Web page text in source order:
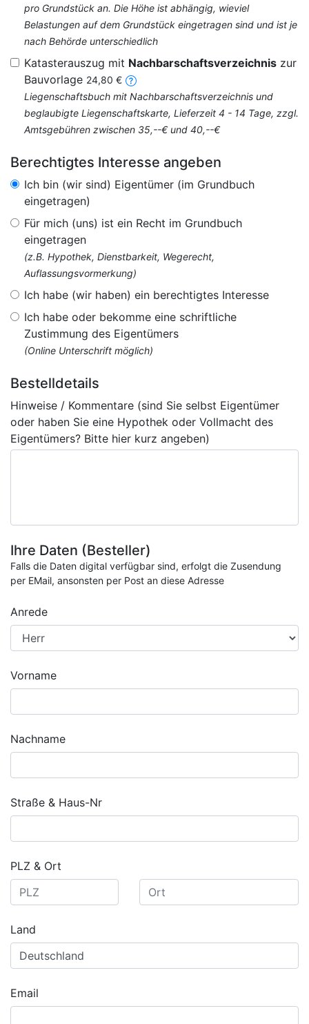
pro Grundstück an. Die Höhe ist abhängig, wieviel
Belastungen auf dem Grundstück eingetragen sind und ist je
nach Behörde unterschiedlich
Katasterauszug mit Nachbarschaftsverzeichnis zur
Bauvorlage 24,80 €
Liegenschaftsbuch mit Nachbarschaftsverzeichnis und
beglaubigte Liegenschaftskarte, Lieferzeit 4 - 14 Tage, zzgl.
Amtsgebühren zwischen 35,--€ und 40,--€
Berechtigtes Interesse angeben
Ich bin (wir sind) Eigentümer (im Grundbuch
eingetragen)
Für mich (uns) ist ein Recht im Grundbuch
eingetragen
(z.B. Hypothek, Dienstbarkeit, Wegerecht,
Auflassungsvormerkung)
Ich habe (wir haben) ein berechtigtes Interesse
Ich habe oder bekomme eine schriftliche
Zustimmung des Eigentümers
(Online Unterschrift möglich)
Bestelldetails
Hinweise / Kommentare (sind Sie selbst Eigentümer
oder haben Sie eine Hypothek oder Vollmacht des
Eigentümers? Bitte hier kurz angeben)
Ihre Daten (Besteller)
Falls die Daten digital verfügbar sind, erfolgt die Zusendung
per EMail, ansonsten per Post an diese Adresse
Anrede
Vorname
Nachname
Straße & Haus-Nr
PLZ & Ort
Land
Email